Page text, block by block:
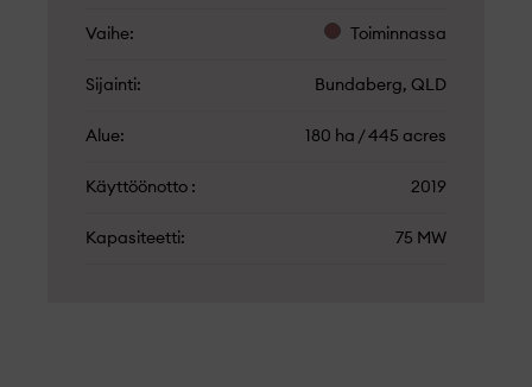
Vaihe Toiminnassa
Sijainti Bundaberg, QLD
Alue 180 ha / 445 acres
Käyttöönotto 2019
Kapasiteetti 75 MW